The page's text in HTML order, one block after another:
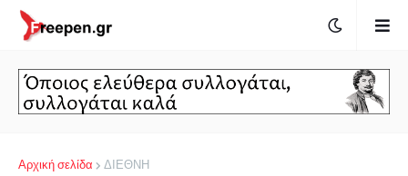
Αρχική σελίδα ΔΙΕΘΝΗ